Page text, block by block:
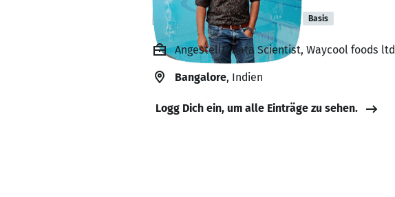
PRANAV P PILLAI Basis
Angestellt, Data Scientist, Waycool foods ltd
Bangalore, Indien
Logg Dich ein, um alle Einträge zu sehen.